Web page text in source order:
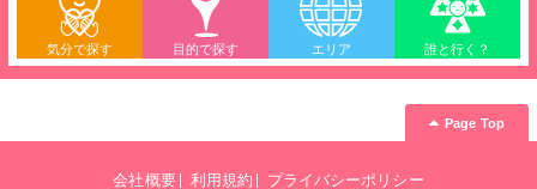
気分で探す 目的で探す エリア 誰と行く？
Page Top
会社概要 利用規約 プライバシーポリシー